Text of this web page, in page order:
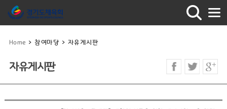
Home > 참여마당 > 자유게시판
자유게시판